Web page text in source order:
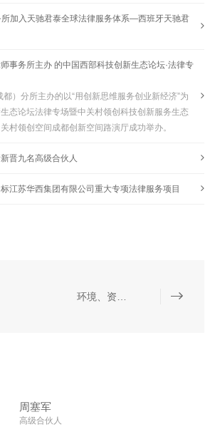
加入天驰君泰全球法律服务体系—西班牙天驰君
事务所主办 的中国西部科技创新生态论坛·法律专
）分所主办的以“用创新思维服务创业新经济”为
态论坛法律专场暨中关村领创科技创新服务生态
村领创空间成都创新空间路演厅成功举办。
晋九名高级合伙人
江苏华西集团有限公司重大专项法律服务项目
周塞军
高级合伙人